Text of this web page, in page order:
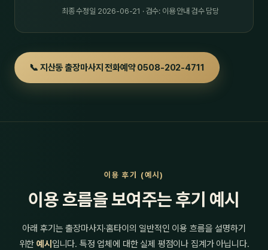
최종 수정일 2026-06-21 · 검수: 이용 안내 검수 담당
📞 지산동 출장마사지 전화예약 0508-202-4711
이용 후기 (예시)
이용 흐름을 보여주는 후기 예시
아래 후기는 출장마사지·홈타이의 일반적인 이용 흐름을 설명하기
위한예시 입니다. 특정 업체에 대한 실제 평점이나 집계가 아닙니다.